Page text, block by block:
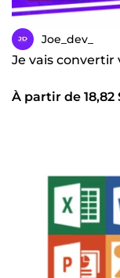
Joe_dev_
Je vais convertir
À partir de 18,82